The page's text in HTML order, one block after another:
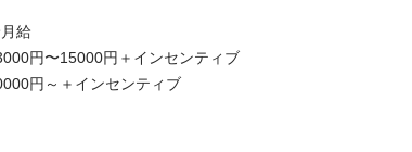
給
円〜15000円＋インセンティブ
円～＋インセンティブ